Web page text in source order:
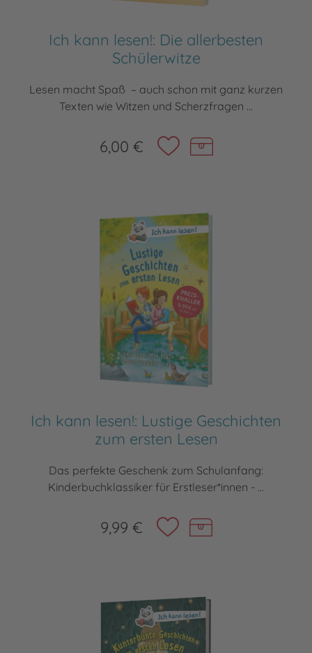
Ich kann lesen!: Die allerbesten
Schülerwitze
Lesen macht Spaß – auch schon mit ganz kurzen
Texten wie Witzen und Scherzfragen ...
6,00 €
Ich kann lesen!: Lustige Geschichten
zum ersten Lesen
Das perfekte Geschenk zum Schulanfang:
Kinderbuchklassiker für Erstleser*innen - ...
9,99 €